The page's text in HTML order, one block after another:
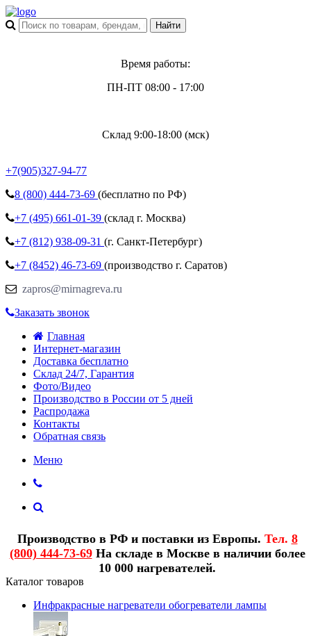
Время работы:
ПН-ПТ 08:00 - 17:00
Склад 9:00-18:00 (мск)
+7(905)327-94-77
8 (800) 444-73-69 (бесплатно по РФ)
+7 (495) 661-01-39 (склад г. Москва)
+7 (812) 938-09-31 (г. Санкт-Петербург)
+7 (8452) 46-73-69 (производство г. Саратов)
zapros@mirnagreva.ru
Заказать звонок
Главная
Интернет-магазин
Доставка бесплатно
Склад 24/7, Гарантия
Фото/Видео
Производство в России от 5 дней
Распродажа
Контакты
Обратная связь
Меню
Производство в РФ и поставки из Европы. Тел. 8
(800) 444-73-69На складе в Москве в наличии более
10 000 нагревателей.
Каталог товаров
Инфракрасные нагреватели обогреватели лампы